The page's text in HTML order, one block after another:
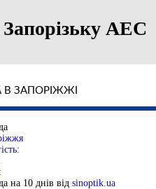
АЕС
В ЗАПОРІЖЖІ
на 10 днів від sinoptik.ua